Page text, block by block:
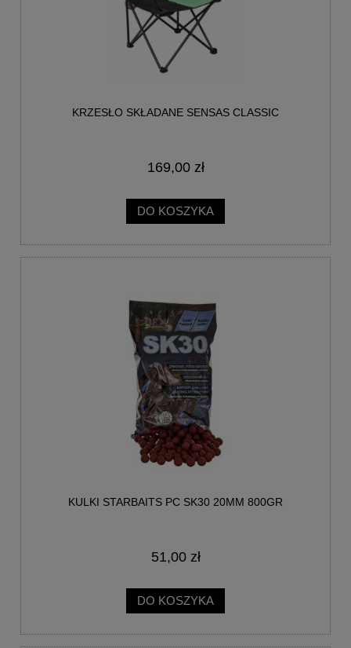
KRZESŁO SKŁADANE SENSAS CLASSIC
169,00 zł
DO KOSZYKA
KULKI STARBAITS PC SK30 20MM 800GR
51,00 zł
DO KOSZYKA